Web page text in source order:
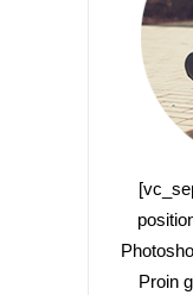
Proin